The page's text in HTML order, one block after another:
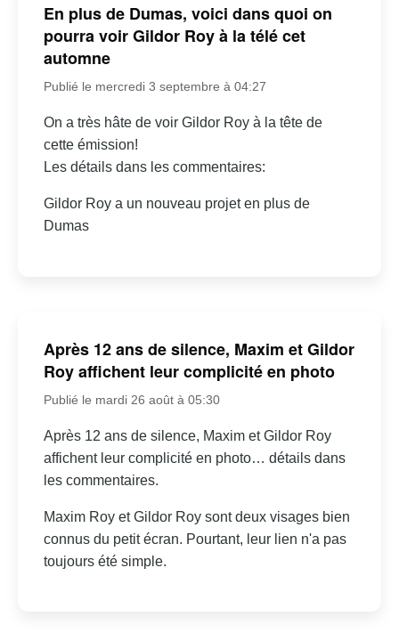
En plus de Dumas, voici dans quoi on
pourra voir Gildor Roy à la télé cet
automne
Publié le mercredi 3 septembre à 04:27
On a très hâte de voir Gildor Roy à la tête de
cette émission!
Les détails dans les commentaires:
Gildor Roy a un nouveau projet en plus de
Dumas
Après 12 ans de silence, Maxim et Gildor
Roy affichent leur complicité en photo
Publié le mardi 26 août à 05:30
Après 12 ans de silence, Maxim et Gildor Roy
affichent leur complicité en photo… détails dans
les commentaires.
Maxim Roy et Gildor Roy sont deux visages bien
connus du petit écran. Pourtant, leur lien n'a pas
toujours été simple.